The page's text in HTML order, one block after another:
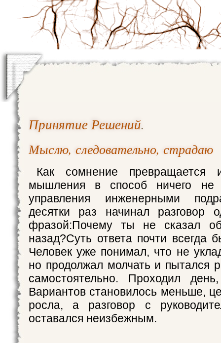
Принятие Решений.
Мыслю, следовательно, страдаю
Как сомнение превращается
мышления в способ ничего не
управления инженерными
десятки раз начинал
фразой:Почему ты не сказал
назад?Суть ответа почти всегда
Человек уже понимал, что не
но продолжал молчать и пытался
самостоятельно. Проходил
Вариантов становилось меньше,
росла, а разговор с
оставался неизбежным.